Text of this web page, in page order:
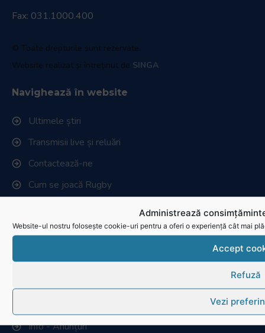
Administrează
Website-ul nostru folosește cookie-uri pentru a oferi o experiență cât mai
Accept
Refuză
Vezi
Fax: 031.1000.400
© Toate drepturile sunt rezervate.
Website realizat și întreținut de SINGA
Navighează în website
Ultimele știri
Transmisii live și reluări
Contactează-ne
Cum se joacă Rugby
Federația Româna de Rugby
Cluburi afiliate la FRR
Info - Anunțuri